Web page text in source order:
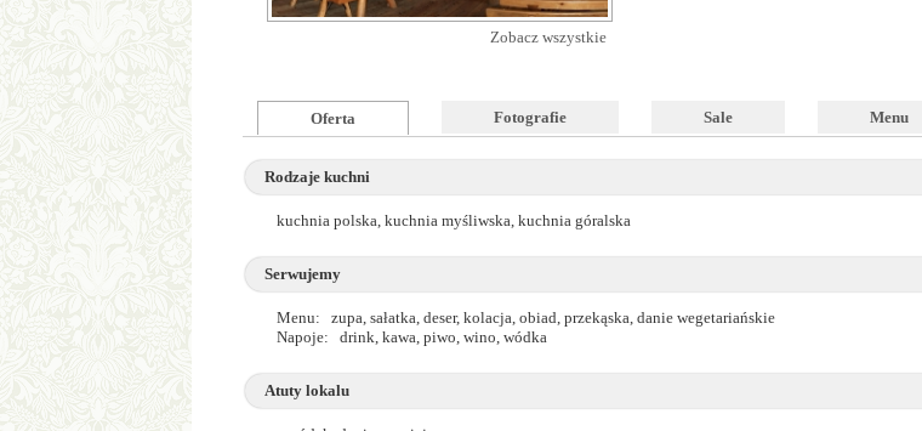
Zobacz wszystkie
Oferta Fotografie Sale Menu
Rodzaje kuchni
kuchnia polska, kuchnia myśliwska, kuchnia góralska
Serwujemy
Menu: zupa, sałatka, deser, kolacja, obiad, przekąska, danie wegetariańskie
Napoje: drink, kawa, piwo, wino, wódka
Atuty lokalu